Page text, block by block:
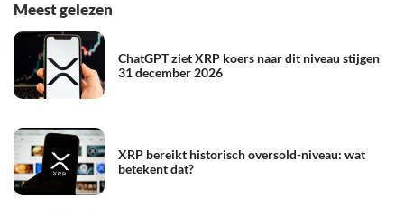
Meest gelezen
ChatGPT ziet XRP koers naar dit niveau stijgen
31 december 2026
XRP bereikt historisch oversold-niveau: wat
betekent dat?